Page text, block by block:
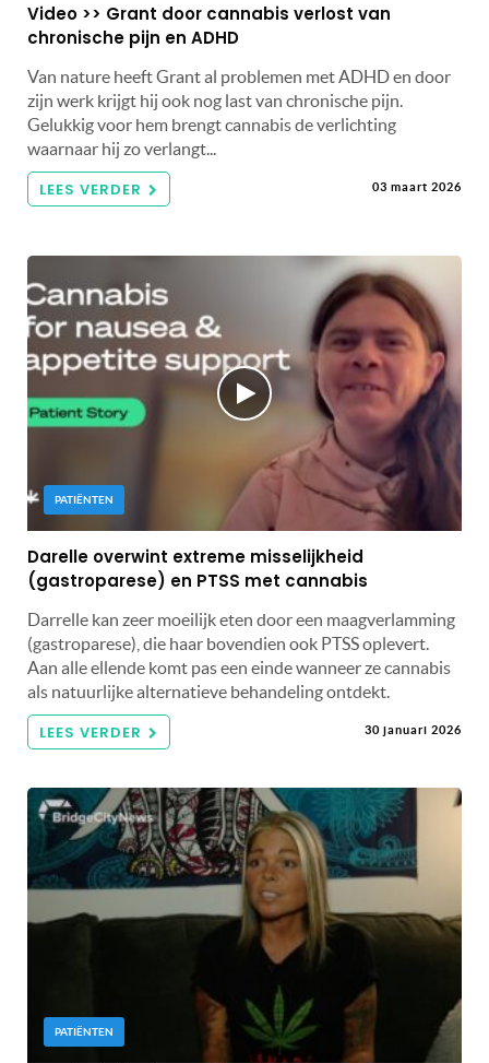
Video >> Grant door cannabis verlost van
chronische pijn en ADHD
Van nature heeft Grant al problemen met ADHD en door
zijn werk krijgt hij ook nog last van chronische pijn.
Gelukkig voor hem brengt cannabis de verlichting
waarnaar hij zo verlangt...
LEES VERDER 03 maart 2026
PATIËNTEN
Darelle overwint extreme misselijkheid
(gastroparese) en PTSS met cannabis
Darrelle kan zeer moeilijk eten door een maagverlamming
(gastroparese), die haar bovendien ook PTSS oplevert.
Aan alle ellende komt pas een einde wanneer ze cannabis
als natuurlijke alternatieve behandeling ontdekt.
LEES VERDER 30 januari 2026
PATIËNTEN